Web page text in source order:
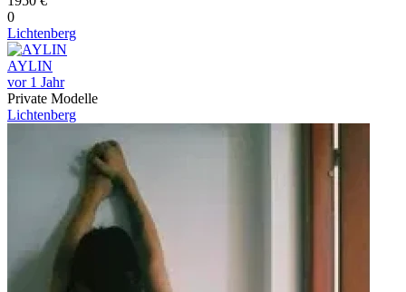
0
Lichtenberg
AYLIN
vor 1 Jahr
Private Modelle
Lichtenberg